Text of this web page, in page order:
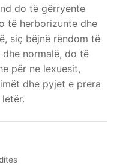
do të gërryente
të herborizunte dhe
siç bëjnë rëndom të
normalë, do të
për ne lexuesit,
dhe pyjet e prera